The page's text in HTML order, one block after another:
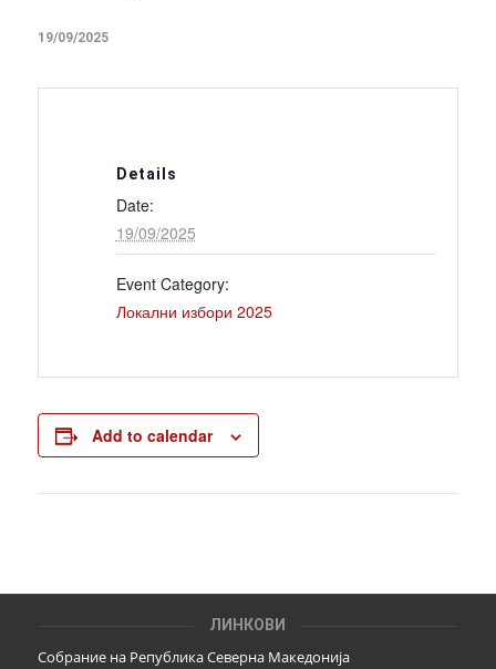
19/09/2025
Details
Date:
19/09/2025
Event Category:
Локални избори 2025
Add to calendar
ЛИНКОВИ
Собрание на Република Северна Македонија